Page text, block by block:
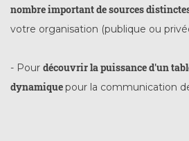
nombre important de sources
votre organisation (publique ou
- Pour découvrir la puissance d'un
dynamiquepour la communication